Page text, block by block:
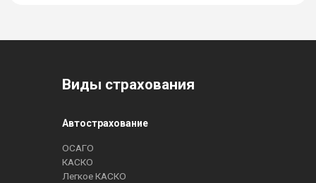
Виды страхования
Автострахование
ОСАГО
КАСКО
Легкое КАСКО